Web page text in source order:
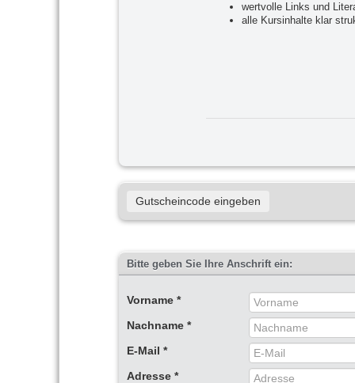
wertvolle Links und
alle Kursinhalte klar
Gutscheincode eingeben
Bitte geben Sie Ihre Anschrift ein:
Vorname *
Nachname *
E-Mail *
Adresse *